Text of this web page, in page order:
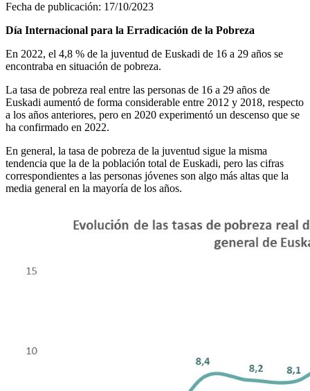
Fecha de publicación: 17/10/2023
Día Internacional para la Erradicación de la Pobreza
En 2022, el 4,8 % de la juventud de Euskadi de 16 a 29 años se
encontraba en situación de pobreza.
La tasa de pobreza real entre las personas de 16 a 29 años de
Euskadi aumentó de forma considerable entre 2012 y 2018, respecto
a los años anteriores, pero en 2020 experimentó un descenso que se
ha confirmado en 2022.
En general, la tasa de pobreza de la juventud sigue la misma
tendencia que la de la población total de Euskadi, pero las cifras
correspondientes a las personas jóvenes son algo más altas que la
media general en la mayoría de los años.